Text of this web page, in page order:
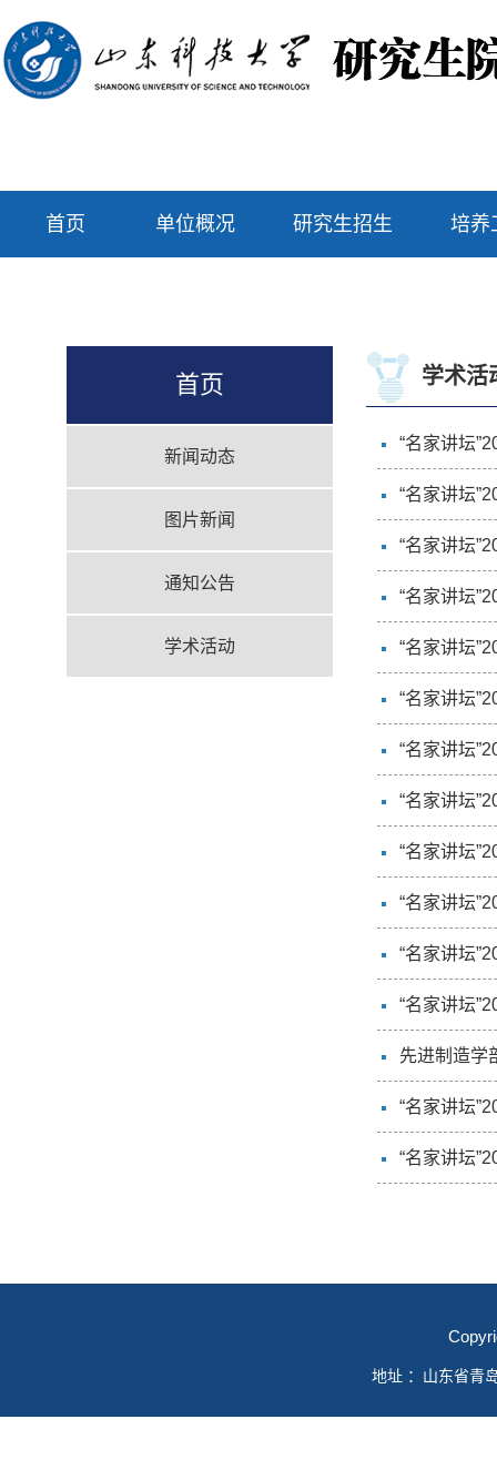
首页 单位概况 研究生招生 培养
首页
新闻动态
图片新闻
通知公告
学术活动
学术活
“名家讲坛
“名家讲坛
“名家讲坛
“名家讲坛
“名家讲坛
“名家讲坛
“名家讲坛
“名家讲坛
“名家讲坛
“名家讲坛
“名家讲坛
“名家讲坛
先进制造学
“名家讲坛
“名家讲坛
地址 ：山东省青